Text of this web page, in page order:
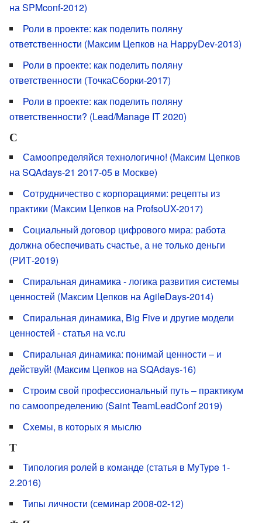
на SPMconf-2012)
Роли в проекте: как поделить поляну
ответственности (Максим Цепков на HappyDev-2013)
Роли в проекте: как поделить поляну
ответственности (ТочкаСборки-2017)
Роли в проекте: как поделить поляну
ответственности? (Lead/Manage IT 2020)
С
Самоопределяйся технологично! (Максим Цепков
на SQAdays-21 2017-05 в Москве)
Сотрудничество с корпорациями: рецепты из
практики (Максим Цепков на ProfsoUX-2017)
Социальный договор цифрового мира: работа
должна обеспечивать счастье, а не только деньги
(РИТ-2019)
Спиральная динамика - логика развития системы
ценностей (Максим Цепков на AgileDays-2014)
Спиральная динамика, Big Five и другие модели
ценностей - статья на vc.ru
Спиральная динамика: понимай ценности – и
действуй! (Максим Цепков на SQAdays-16)
Строим свой профессиональный путь – практикум
по самоопределению (Saint TeamLeadConf 2019)
Схемы, в которых я мыслю
Т
Типология ролей в команде (статья в MyType 1-
2.2016)
Типы личности (семинар 2008-02-12)